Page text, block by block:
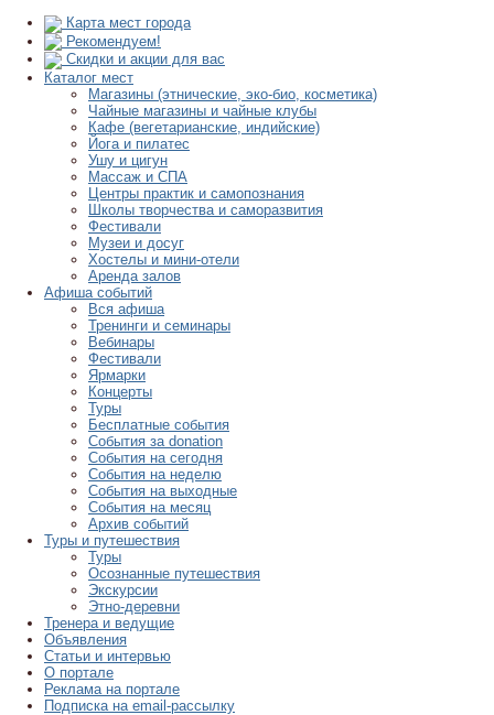
Карта мест города
Рекомендуем!
Скидки и акции для вас
Каталог мест
Магазины (этнические, эко-био, косметика)
Чайные магазины и чайные клубы
Кафе (вегетарианские, индийские)
Йога и пилатес
Ушу и цигун
Массаж и СПА
Центры практик и самопознания
Школы творчества и саморазвития
Фестивали
Музеи и досуг
Хостелы и мини-отели
Аренда залов
Афиша событий
Вся афиша
Тренинги и семинары
Вебинары
Фестивали
Ярмарки
Концерты
Туры
Бесплатные события
События за donation
События на сегодня
События на неделю
События на выходные
События на месяц
Архив событий
Туры и путешествия
Туры
Осознанные путешествия
Экскурсии
Этно-деревни
Тренера и ведущие
Объявления
Статьи и интервью
О портале
Реклама на портале
Подписка на email-рассылку